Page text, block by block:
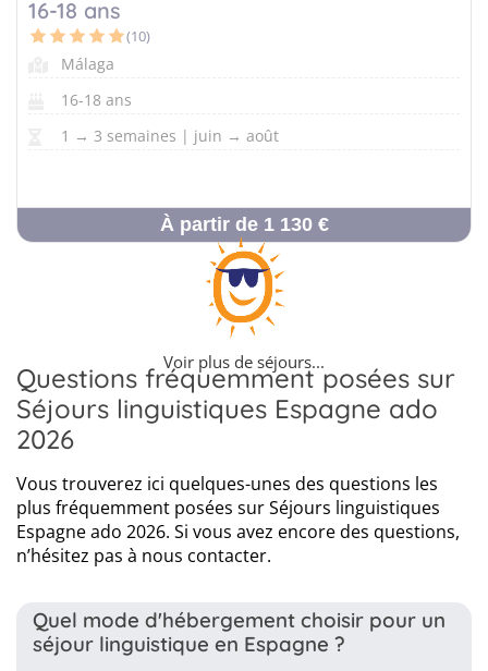
16-18 ans
(10)
Málaga
16-18 ans
1 → 3 semaines | juin → août
À partir de 1 130 €
Voir plus de séjours...
Questions fréquemment posées sur
Séjours linguistiques Espagne ado
2026
Vous trouverez ici quelques-unes des questions les
plus fréquemment posées sur Séjours linguistiques
Espagne ado 2026. Si vous avez encore des questions,
n’hésitez pas à nous contacter.
Quel mode d'hébergement choisir pour un
séjour linguistique en Espagne ?